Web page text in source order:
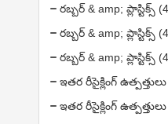
ఇతర రీసైక్లింగ్ ఉత్పత్తులు
ఇతర రీసైక్లింగ్ ఉత్పత్తులు